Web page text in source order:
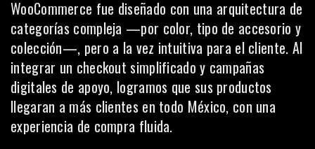
WooCommerce fue diseñado con una arquitectura de
categorías compleja —por color, tipo de accesorio y
colección—, pero a la vez intuitiva para el cliente. Al
integrar un checkout simplificado y campañas
digitales de apoyo, logramos que sus productos
llegaran a más clientes en todo México, con una
experiencia de compra fluida.